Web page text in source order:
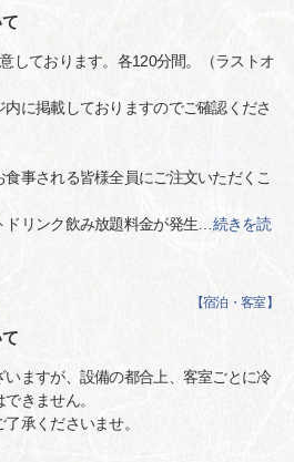
しております。各120分間。（ラストオ
に掲載しておりますのでご確認くださ
事される皆様全員にご注文いただくこ
リンク飲み放題料金が発生
続きを読
【宿泊・客室】
ますが、設備の都合上、客室ごとに冷
きません。
承くださいませ。